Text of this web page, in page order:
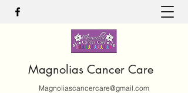
Magnolias Cancer Care
Magnoliascancercare@gmail.com